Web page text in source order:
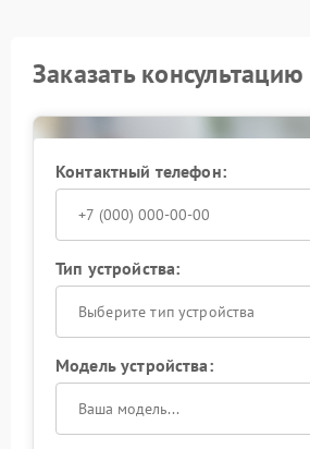
Заказать консультацию
Контактный телефон:
Тип устройства:
Выберите тип устройства
Модель устройства: